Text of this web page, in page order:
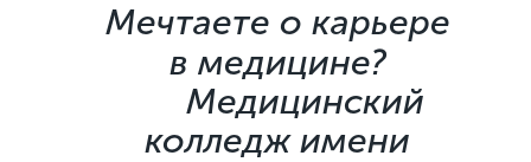
Мечтаете о карьере
в медицине?
Медицинский
колледж имени